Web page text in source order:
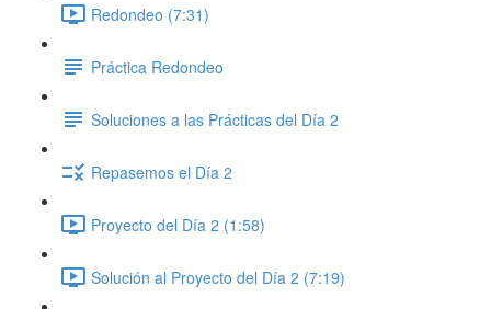
Redondeo (7:31)
Práctica Redondeo
Soluciones a las Prácticas del Día 2
Repasemos el Día 2
Proyecto del Día 2 (1:58)
Solución al Proyecto del Día 2 (7:19)